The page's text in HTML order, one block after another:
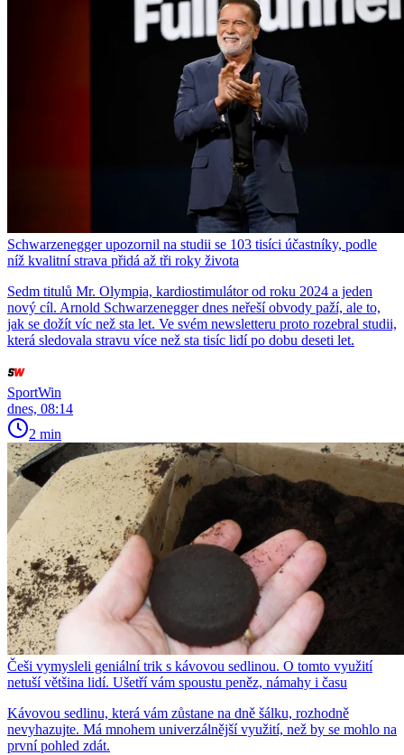
Schwarzenegger upozornil na studii se 103 tisíci účastníky, podle
níž kvalitní strava přidá až tři roky života
Sedm titulů Mr. Olympia, kardiostimulátor od roku 2024 a jeden
nový cíl. Arnold Schwarzenegger dnes neřeší obvody paží, ale to,
jak se dožít víc než sta let. Ve svém newsletteru proto rozebral studii,
která sledovala stravu více než sta tisíc lidí po dobu deseti let.
SportWin
dnes, 08:14
2 min
Češi vymysleli geniální trik s kávovou sedlinou. O tomto využití
netuší většina lidí. Ušetří vám spoustu peněz, námahy i času
Kávovou sedlinu, která vám zůstane na dně šálku, rozhodně
nevyhazujte. Má mnohem univerzálnější využití, než by se mohlo na
první pohled zdát.